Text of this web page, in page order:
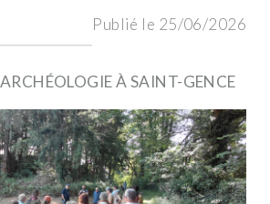
Publié le 25/06/2026
À SAINT-GENCE